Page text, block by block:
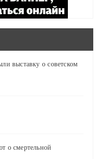
выставку о советском
о смертельной